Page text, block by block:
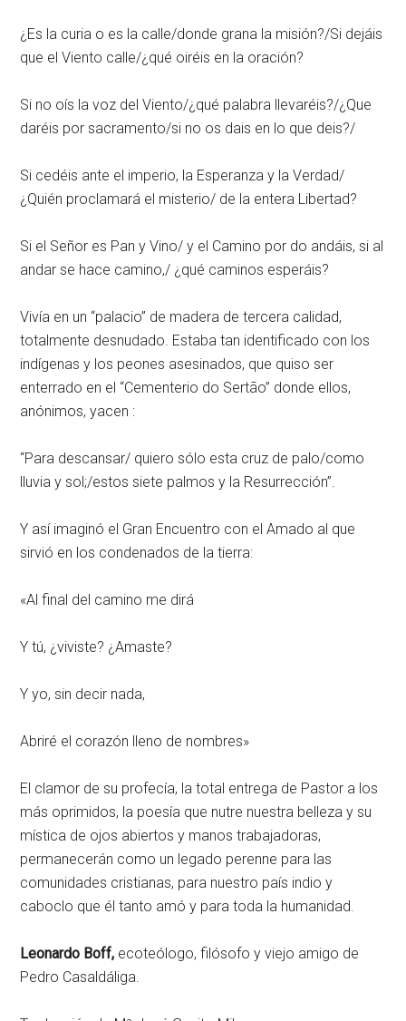
¿Es la curia o es la calle/donde grana la misión?/Si dejáis
que el Viento calle/¿qué oiréis en la oración?
Si no oís la voz del Viento/¿qué palabra llevaréis?/¿Que
daréis por sacramento/si no os dais en lo que deis?/
Si cedéis ante el imperio, la Esperanza y la Verdad/
¿Quién proclamará el misterio/ de la entera Libertad?
Si el Señor es Pan y Vino/ y el Camino por do andáis, si al
andar se hace camino,/ ¿qué caminos esperáis?
Vivía en un “palacio” de madera de tercera calidad,
totalmente desnudado. Estaba tan identificado con los
indígenas y los peones asesinados, que quiso ser
enterrado en el “Cementerio do Sertão” donde ellos,
anónimos, yacen :
“Para descansar/ quiero sólo esta cruz de palo/como
lluvia y sol;/estos siete palmos y la Resurrección”.
Y así imaginó el Gran Encuentro con el Amado al que
sirvió en los condenados de la tierra:
«Al final del camino me dirá
Y tú, ¿viviste? ¿Amaste?
Y yo, sin decir nada,
Abriré el corazón lleno de nombres»
El clamor de su profecía, la total entrega de Pastor a los
más oprimidos, la poesía que nutre nuestra belleza y su
mística de ojos abiertos y manos trabajadoras,
permanecerán como un legado perenne para las
comunidades cristianas, para nuestro país indio y
caboclo que él tanto amó y para toda la humanidad.
Leonardo Boff, ecoteólogo, filósofo y viejo amigo de
Pedro Casaldáliga.